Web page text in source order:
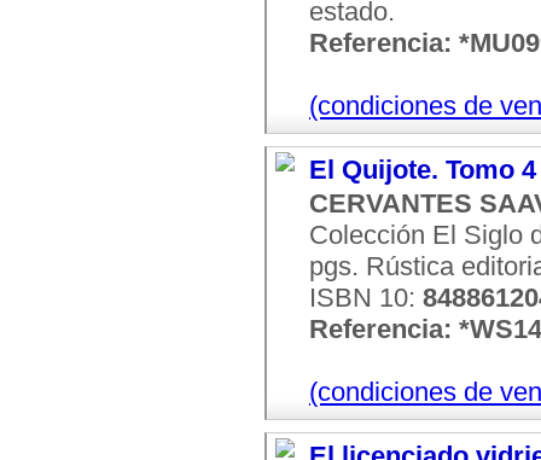
estado.
Referencia:
(condiciones de
El Quijote. Tomo 4
CERVANTES
Colección El Siglo
pgs. Rústica
ISBN 10:
Referencia:
(condiciones de